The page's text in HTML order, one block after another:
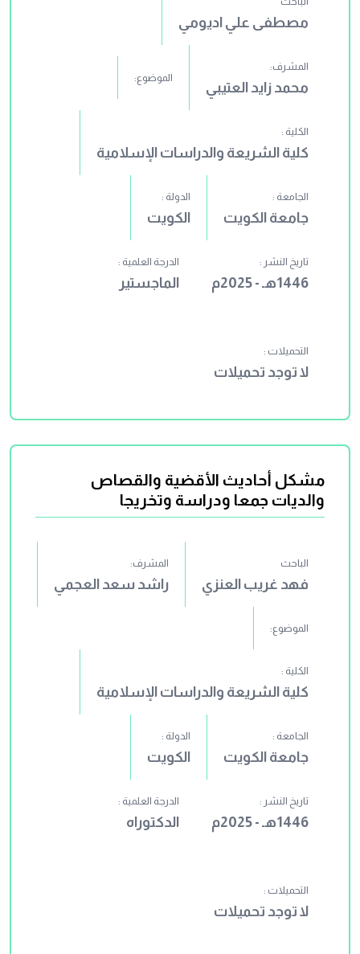
مصطفى علي اديومي
المشرف:
محمد زايد العتيبي
الموضوع:
الكلية :
كلية الشريعة والدراسات الإسلامية
الجامعة :
جامعة الكويت
الدولة :
الكويت
تاريخ النشر :
1446هـ - 2025م
الدرجة العلمية :
الماجستير
التحميلات :
لا توجد تحميلات
مشكل أحاديث الأقضية والقصاص
والديات جمعا ودراسة وتخريجا
الباحث
فهد غريب العنزي
المشرف:
راشد سعد العجمي
الموضوع:
الكلية :
كلية الشريعة والدراسات الإسلامية
الجامعة :
جامعة الكويت
الدولة :
الكويت
تاريخ النشر :
1446هـ - 2025م
الدرجة العلمية :
الدكتوراه
التحميلات :
لا توجد تحميلات